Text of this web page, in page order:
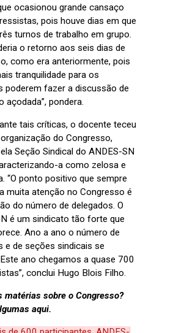
ocasionou grande cansaço
pois houve dias em que
turnos de trabalho em grupo.
o retorno aos seis dias de
como era anteriormente, pois
tranquilidade para os
poderem fazer a discussão de
açodada”, pondera.
tais críticas, o docente teceu
do Congresso,
Seção Sindical do ANDES-SN
a como zelosa e
“O ponto positivo que sempre
muita atenção no Congresso é
do número de delegados. O
é um sindicato tão forte que
Ano a ano o número de
e de seções sindicais se
ano chegamos a quase 700
conclui Hugo Blois Filho.
matérias sobre o Congresso?
aqui.